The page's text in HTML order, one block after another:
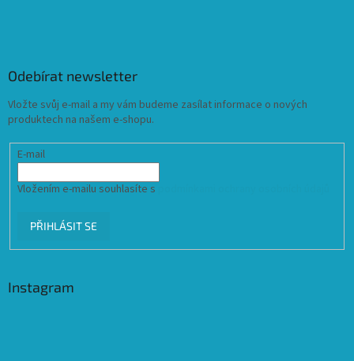
Odebírat newsletter
Vložte svůj e-mail a my vám budeme zasílat informace o nových
produktech na našem e-shopu.
E-mail
Vložením e-mailu souhlasíte s
PŘIHLÁSIT SE
Instagram